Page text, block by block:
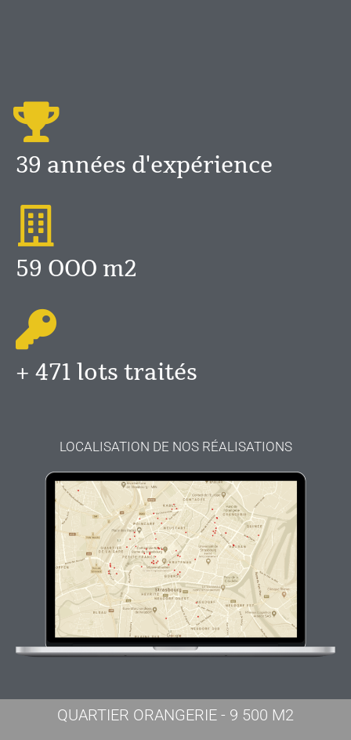
39 années d'expérience
59 OOO m2
+ 471 lots traités
LOCALISATION DE NOS RÉALISATIONS
QUARTIER ORANGERIE - 9 500 M2